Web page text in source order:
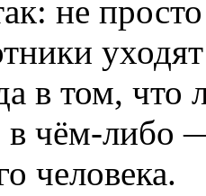
не
в том, что
в чём-либо
человека.